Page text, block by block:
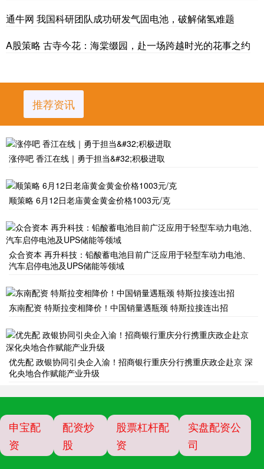
通牛网 我国科研团队成功研发气固电池，破解储氢难题
A股策略 古寺今花：海棠缀园，赴一场跨越时光的花事之约
推荐资讯
涨停吧 香江在线｜勇于担当&#32;积极进取
顺策略 6月12日老庙黄金黄金价格1003元/克
众合资本 再升科技：铅酸蓄电池目前广泛应用于轻型车动力电池、
汽车启停电池及UPS储能等领域
东南配资 特斯拉变相降价！中国销量遇瓶颈 特斯拉接连出招
优先配 政银协同引央企入渝！招商银行重庆分行携重庆政企赴京 深
化央地合作赋能产业升级
申宝配
资
配资炒
股
股票杠杆配
资
实盘配资公
司